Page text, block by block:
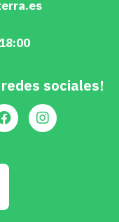
redes sociales!